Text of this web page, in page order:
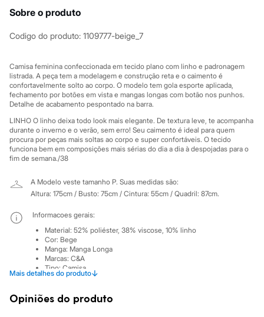
Marcas
Clock House
Yessica
Moda esportiva
Acessórios
Blusas
Calçados
Leggings
Shorts e Bermudas
Tops
Moda íntima
Calcinhas
Meias
Pijamas
Moda praia
Biquínis
Saídas de praia
Personagens
Plus size
Blusas e Camisetas
Casacos e Jaquetas
Sobre o produto
Codigo do produto: 1109777-beige_7
Camisa feminina confeccionada em tecido plano com linho e padronagem
listrada. A peça tem a modelagem e construção reta e o caimento é
confortavelmente solto ao corpo. O modelo tem gola esporte aplicada,
fechamento por botões em vista e mangas longas com botão nos punhos.
Detalhe de acabamento pespontado na barra.
LINHO O linho deixa todo look mais elegante. De textura leve, te acompanha
durante o inverno e o verão, sem erro! Seu caimento é ideal para quem
procura por peças mais soltas ao corpo e super confortáveis. O tecido
funciona bem em composições mais sérias do dia a dia à despojadas para o
fim de semana./38
A Modelo veste tamanho P. Suas medidas são:
Altura: 175cm / Busto: 75cm / Cintura: 55cm / Quadril: 87cm.
Mais detalhes do produto↓
Informacoes gerais:
Material: 52% poliéster, 38% viscose, 10% linho
Cor: Bege
Manga: Manga Longa
Marcas: C&A
Tipo: Camisa
Gênero: Feminino
Cuidados com a peca:
Opiniões do produto